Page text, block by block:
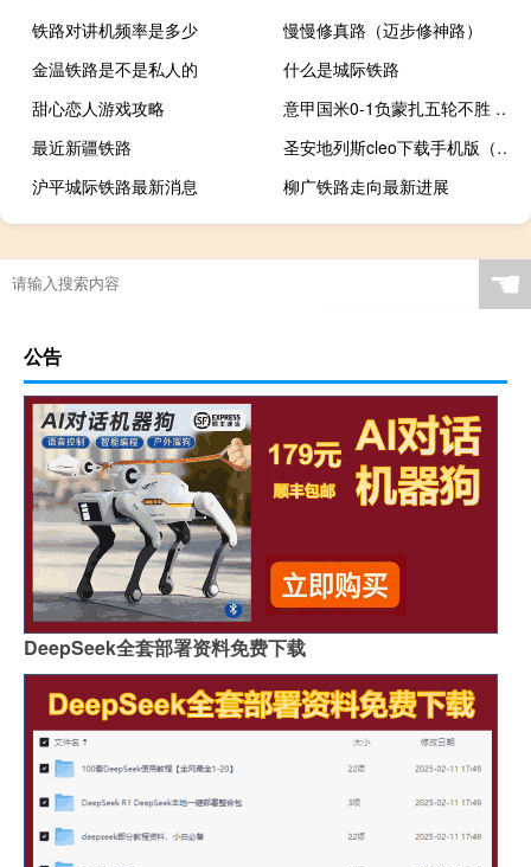
铁路对讲机频率是多少
慢慢修真路（迈步修神路）
金温铁路是不是私人的
什么是城际铁路
甜心恋人游戏攻略
意甲国米0-1负蒙扎五轮不胜 一周双赛只有皇马和曼城赢了意甲3队全翻车
最近新疆铁路
圣安地列斯cleo下载手机版（cleo下载）
沪平城际铁路最新消息
柳广铁路走向最新进展
☚
公告
DeepSeek全套部署资料免费下载